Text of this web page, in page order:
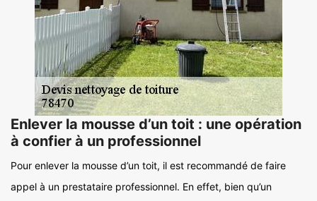
Enlever la mousse d’un toit : une opération
à confier à un professionnel
Pour enlever la mousse d’un toit, il est recommandé de faire
appel à un prestataire professionnel. En effet, bien qu’un